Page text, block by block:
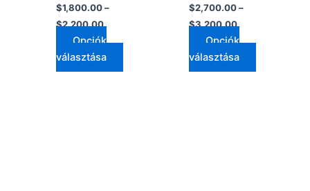
$1,800.00 –
$2,200.00
Opciók
választása
$2,700.00 –
$3,200.00
Opciók
választása